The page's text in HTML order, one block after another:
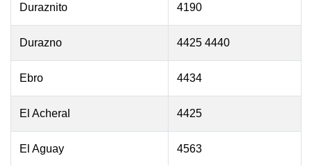
Duraznito 4190
Durazno 4425 4440
Ebro 4434
El Acheral 4425
El Aguay 4563